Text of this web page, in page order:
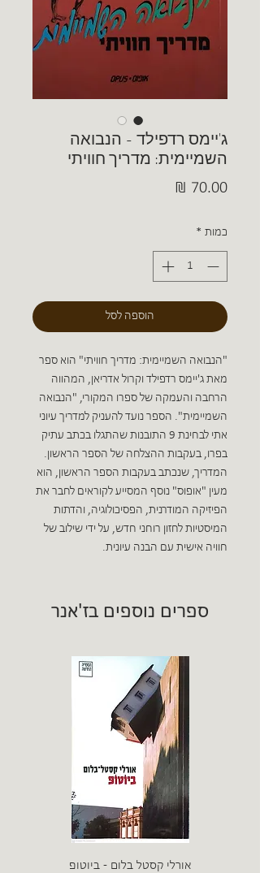
ג'יימס רדפילד - הנבואה
השמיימית: מדריך חוויתי
כמות *
הוספה לסל
"הנבואה השמיימית: מדריך חוויתי" הוא ספר
מאת ג'יימס רדפילד וקרול אדריאן, המהווה
הרחבה והעמקה של ספרו המקורי, "הנבואה
השמיימית". הספר נועד להעניק למדריך עיוני
אתי לבחינת 9 התובנות שהתגלו בכתב עתיק
בפרו, בעקבות ההצלחה של הספר הראשון.
המדריך, שנכתב בעקבות הספר הראשון, הוא
מעין "אופוס" נוסף המסייע לקוראים לחבר את
הפיזיקה המודרנית, הפסיכולוגיה, והדתות
המיסטיות לחזון רוחני חדש, על ידי שילוב של
חוויה אישית עם הבנה עיונית.
ספרים נוספים בז'אנר
אורלי קסטל בלום - ביוטופ